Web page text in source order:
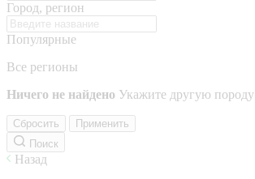
Город, регион
Популярные
Все регионы
Ничего не найдено Укажите другую породу
Сбросить
Применить
Поиск
Назад